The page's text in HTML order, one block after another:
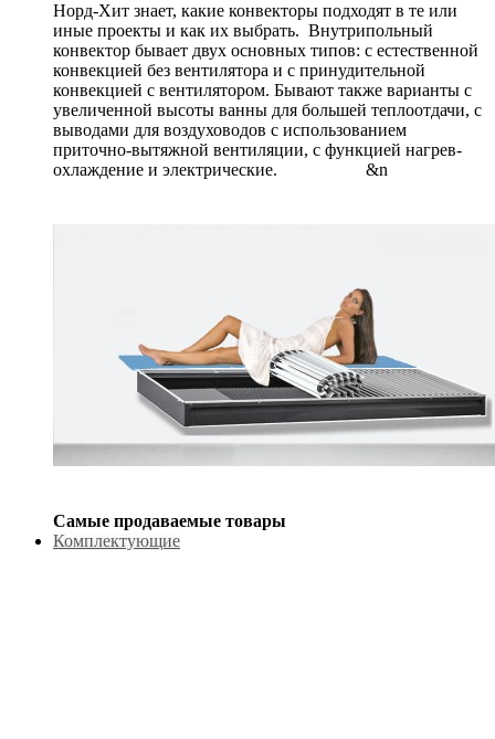
Норд-Хит знает, какие конвекторы подходят в те или
иные проекты и как их выбрать. Внутрипольный
конвектор бывает двух основных типов: с естественной
конвекцией без вентилятора и с принудительной
конвекцией с вентилятором. Бывают также варианты с
увеличенной высоты ванны для большей теплоотдачи, с
выводами для воздуховодов с использованием
приточно-вытяжной вентиляции, с функцией нагрев-
охлаждение и электрические. &n
Самые продаваемые товары
Комплектующие